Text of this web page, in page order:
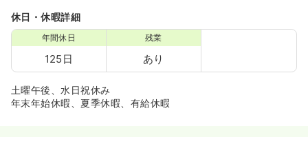
休日・休暇詳細
年間休日
125日
残業
あり
土曜午後、水日祝休み
年末年始休暇、夏季休暇、有給休暇